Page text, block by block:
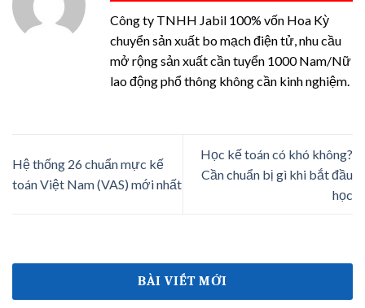
Công ty TNHH Jabil 100% vốn Hoa Kỳ
chuyển sản xuất bo mạch điện tử, nhu cầu
mở rộng sản xuất cần tuyển 1000 Nam/Nữ
lao động phổ thông không cần kinh nghiệm.
Hệ thống 26 chuẩn mực kế
toán Việt Nam (VAS) mới nhất
Học kế toán có khó không?
Cần chuẩn bị gì khi bắt đầu
học
BÀI VIẾT MỚI